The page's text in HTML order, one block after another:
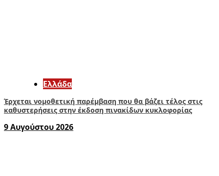
Ελλάδα
Έρχεται νομοθετική παρέμβαση που θα βάζει τέλος στις
καθυστερήσεις στην έκδοση πινακίδων κυκλοφορίας
9 Αυγούστου 2026